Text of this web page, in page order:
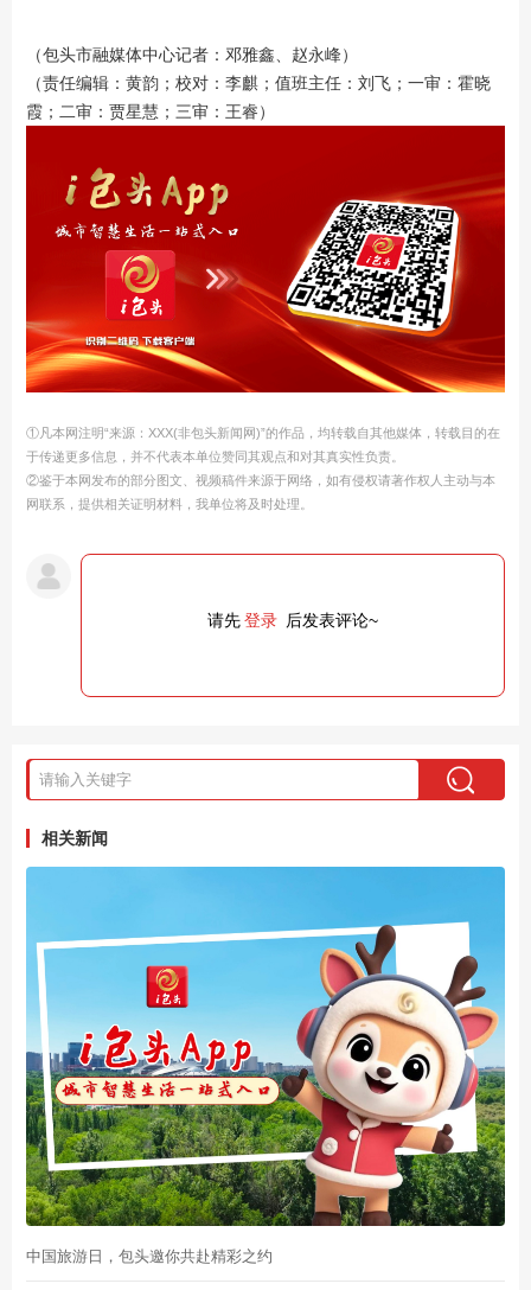
（包头市融媒体中心记者： 邓雅鑫、赵永峰）
（责任编辑：黄韵；校对：李麒；值班主任：刘飞；一审：霍晓
霞；二审：贾星慧；三审：王睿）
①凡本网注明“来源：XXX(非包头新闻网)”的作品，均转载自其他媒体，转载目的在
于传递更多信息，并不代表本单位赞同其观点和对其真实性负责。
②鉴于本网发布的部分图文、视频稿件来源于网络，如有侵权请著作权人主动与本
网联系，提供相关证明材料，我单位将及时处理。
请先登录 后发表评论~
相关新闻
中国旅游日，包头邀你共赴精彩之约